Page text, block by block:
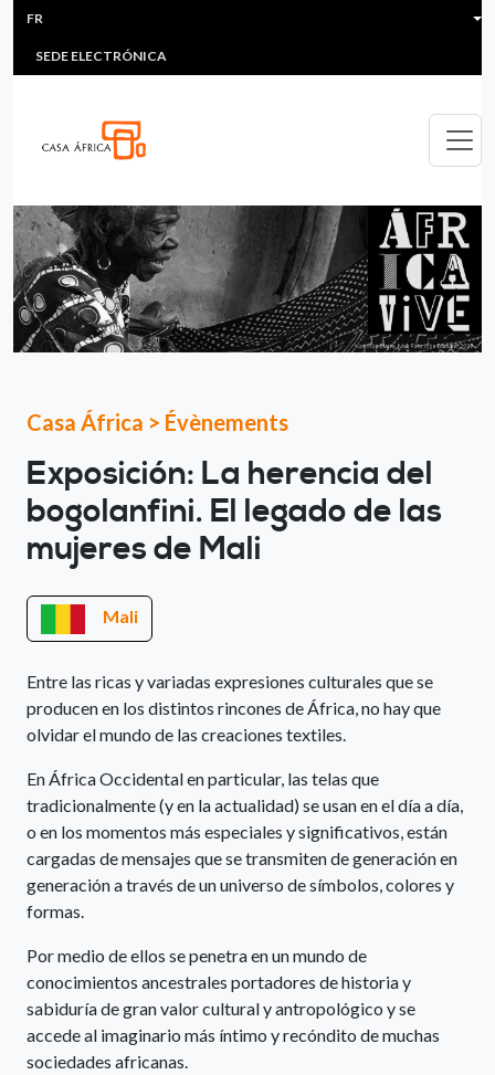
Aller au contenu principal
HEADER MENU
MULTIMEDIA
SEDE ELECTRÓNICA
FR
Casa África > Évènements
Exposición: La herencia del
bogolanfini. El legado de las
mujeres de Mali
Mali
Entre las ricas y variadas expresiones culturales que se
producen en los distintos rincones de África, no hay que
olvidar el mundo de las creaciones textiles.
En África Occidental en particular, las telas que
tradicionalmente (y en la actualidad) se usan en el día a día,
o en los momentos más especiales y significativos, están
cargadas de mensajes que se transmiten de generación en
generación a través de un universo de símbolos, colores y
formas.
Por medio de ellos se penetra en un mundo de
conocimientos ancestrales portadores de historia y
sabiduría de gran valor cultural y antropológico y se
accede al imaginario más íntimo y recóndito de muchas
sociedades africanas.